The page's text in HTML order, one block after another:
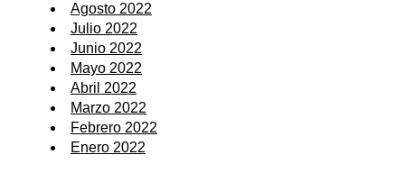
Agosto 2022
Julio 2022
Junio 2022
Mayo 2022
Abril 2022
Marzo 2022
Febrero 2022
Enero 2022